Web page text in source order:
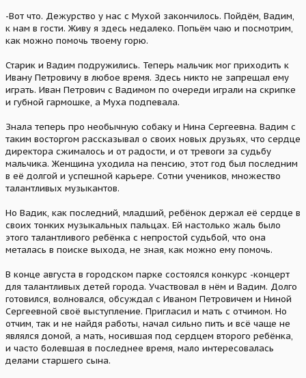
-Вот что. Дежурство у нас с Мухой закончилось. Пойдём, Вадим,
к нам в гости. Живу я здесь недалеко. Попьём чаю и посмотрим,
как можно помочь твоему горю.
Старик и Вадим подружились. Теперь мальчик мог приходить к
Ивану Петровичу в любое время. Здесь никто не запрещал ему
играть. Иван Петрович с Вадимом по очереди играли на скрипке
и губной гармошке, а Муха подпевала.
Знала теперь про необычную собаку и Нина Сергеевна. Вадим с
таким восторгом рассказывал о своих новых друзьях, что сердце
директора сжималось и от радости, и от тревоги за судьбу
мальчика. Женщина уходила на пенсию, этот год был последним
в её долгой и успешной карьере. Сотни учеников, множество
талантливых музыкантов.
Но Вадик, как последний, младший, ребёнок держал её сердце в
своих тонких музыкальных пальцах. Ей настолько жаль было
этого талантливого ребёнка с непростой судьбой, что она
металась в поиске выхода, не зная, как можно ему помочь.
В конце августа в городском парке состоялся конкурс -концерт
для талантливых детей города. Участвовал в нём и Вадим. Долго
готовился, волновался, обсуждал с Иваном Петровичем и Ниной
Сергеевной своё выступление. Пригласил и мать с отчимом. Но
отчим, так и не найдя работы, начал сильно пить и всё чаще не
являлся домой, а мать, носившая под сердцем второго ребёнка,
и часто болевшая в последнее время, мало интересовалась
делами старшего сына.